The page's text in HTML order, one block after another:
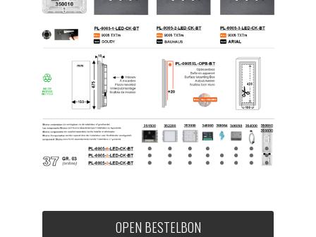
OPEN BESTELBON